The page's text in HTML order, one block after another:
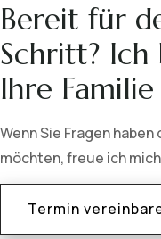
Bereit für
Schritt? Ich
Ihre
Wenn Sie Fragen
möchten, freue ich
Termin